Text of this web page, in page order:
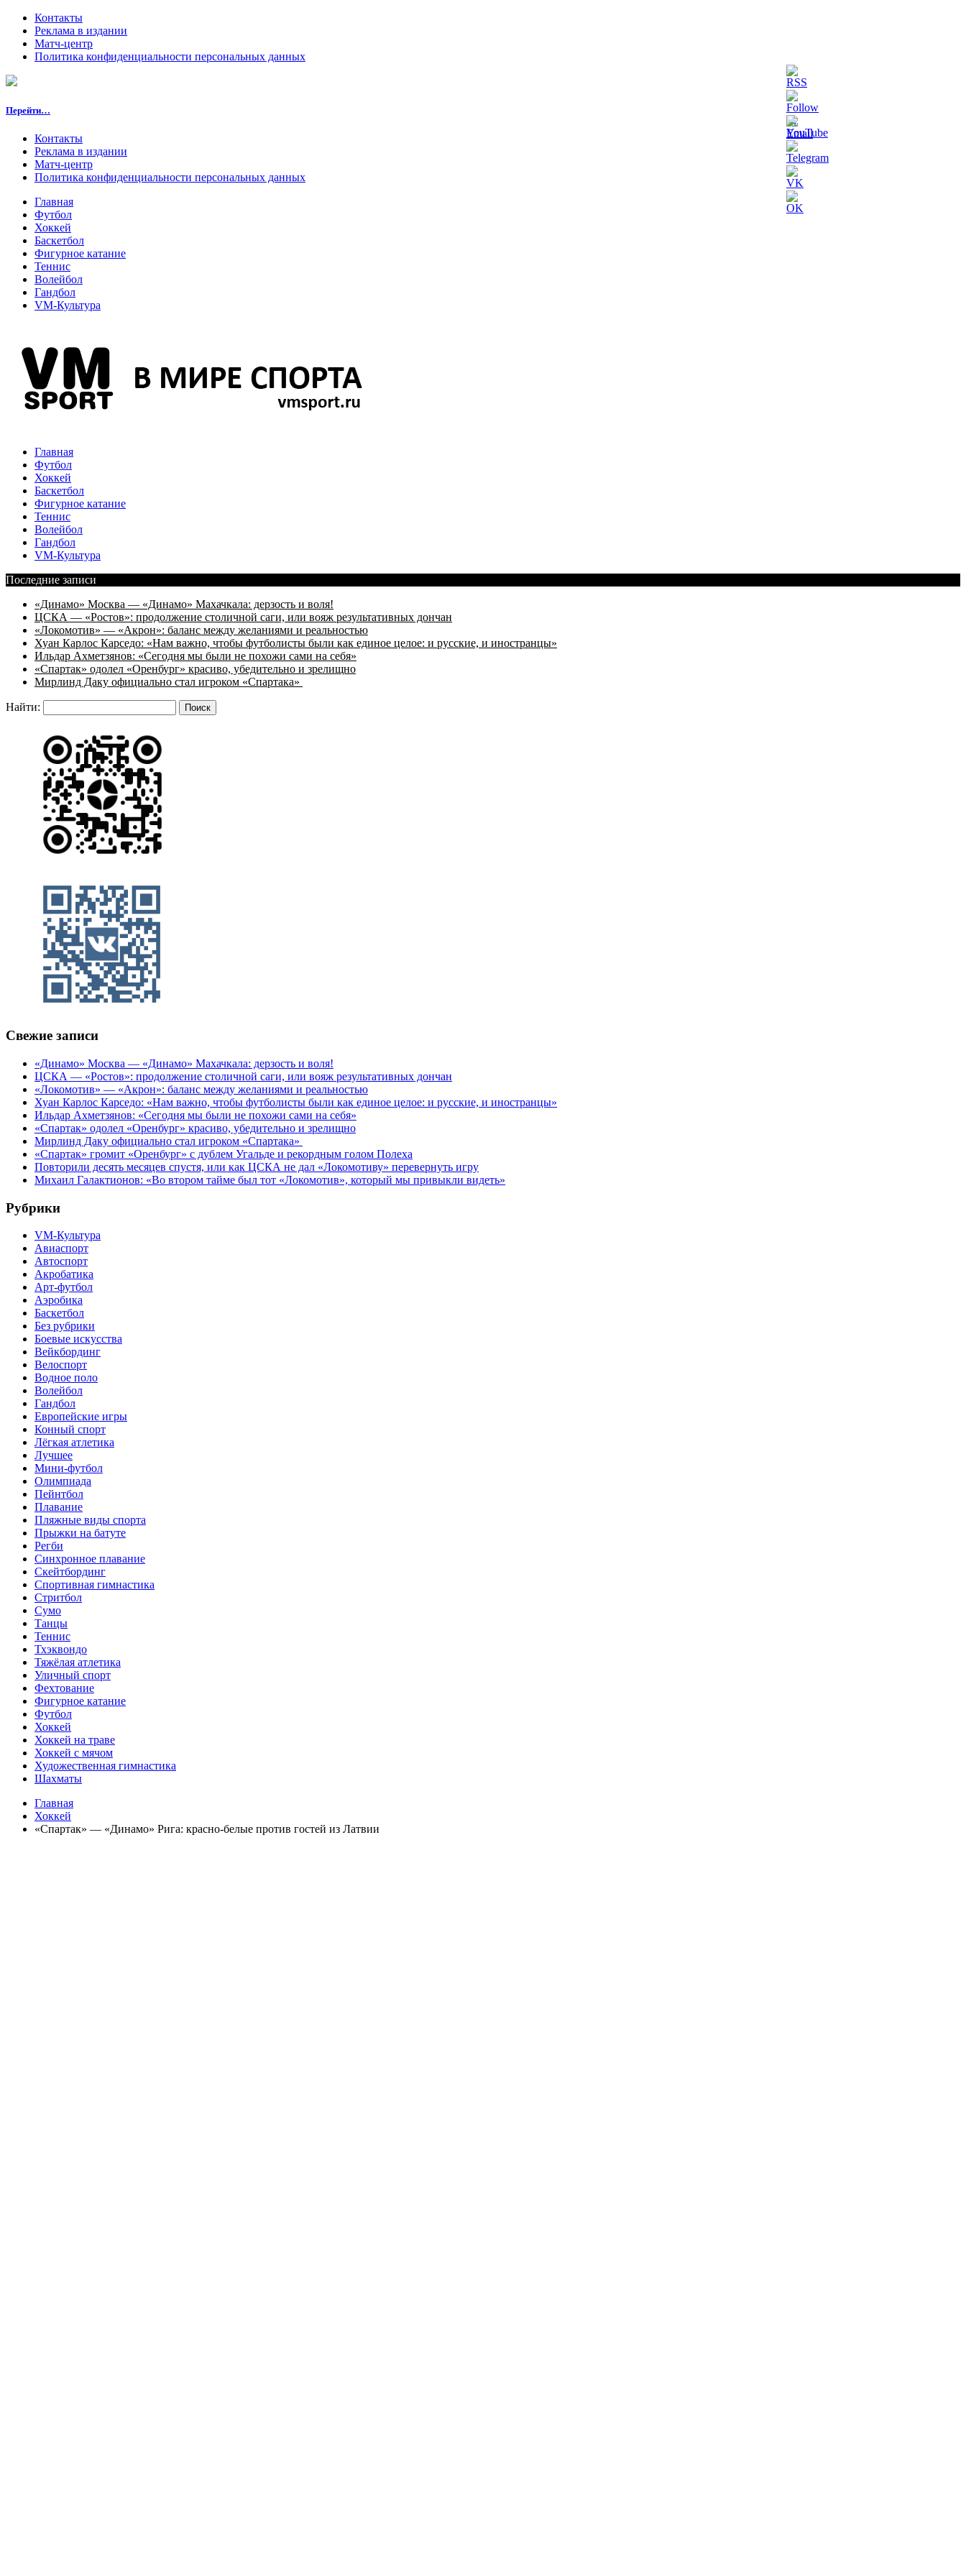
Контакты
Реклама в издании
Матч-центр
Политика конфиденциальности персональных данных
Перейти…
Контакты
Реклама в издании
Матч-центр
Политика конфиденциальности персональных данных
Главная
Футбол
Хоккей
Баскетбол
Фигурное катание
Теннис
Волейбол
Гандбол
VM-Культура
Главная
Футбол
Хоккей
Баскетбол
Фигурное катание
Теннис
Волейбол
Гандбол
VM-Культура
Последние записи
«Динамо» Москва — «Динамо» Махачкала: дерзость и воля!
ЦСКА — «Ростов»: продолжение столичной саги, или вояж результативных дончан
«Локомотив» — «Акрон»: баланс между желаниями и реальностью
Хуан Карлос Карседо: «Нам важно, чтобы футболисты были как единое целое: и русские, и иностранцы»
Ильдар Ахметзянов: «Сегодня мы были не похожи сами на себя»
«Спартак» одолел «Оренбург» красиво, убедительно и зрелищно
Мирлинд Даку официально стал игроком «Спартака»
Найти:
Свежие записи
«Динамо» Москва — «Динамо» Махачкала: дерзость и воля!
ЦСКА — «Ростов»: продолжение столичной саги, или вояж результативных дончан
«Локомотив» — «Акрон»: баланс между желаниями и реальностью
Хуан Карлос Карседо: «Нам важно, чтобы футболисты были как единое целое: и русские, и иностранцы»
Ильдар Ахметзянов: «Сегодня мы были не похожи сами на себя»
«Спартак» одолел «Оренбург» красиво, убедительно и зрелищно
Мирлинд Даку официально стал игроком «Спартака»
«Спартак» громит «Оренбург» с дублем Угальде и рекордным голом Полеха
Повторили десять месяцев спустя, или как ЦСКА не дал «Локомотиву» перевернуть игру
Михаил Галактионов: «Во втором тайме был тот «Локомотив», который мы привыкли видеть»
Рубрики
VM-Культура
Авиаспорт
Автоспорт
Акробатика
Арт-футбол
Аэробика
Баскетбол
Без рубрики
Боевые искусства
Вейкбординг
Велоспорт
Водное поло
Волейбол
Гандбол
Европейские игры
Конный спорт
Лёгкая атлетика
Лучшее
Мини-футбол
Олимпиада
Пейнтбол
Плавание
Пляжные виды спорта
Прыжки на батуте
Регби
Синхронное плавание
Скейтбординг
Спортивная гимнастика
Стритбол
Сумо
Танцы
Теннис
Тхэквондо
Тяжёлая атлетика
Уличный спорт
Фехтование
Фигурное катание
Футбол
Хоккей
Хоккей на траве
Хоккей с мячом
Художественная гимнастика
Шахматы
Главная
Хоккей
«Спартак» — «Динамо» Рига: красно-белые против гостей из Латвии